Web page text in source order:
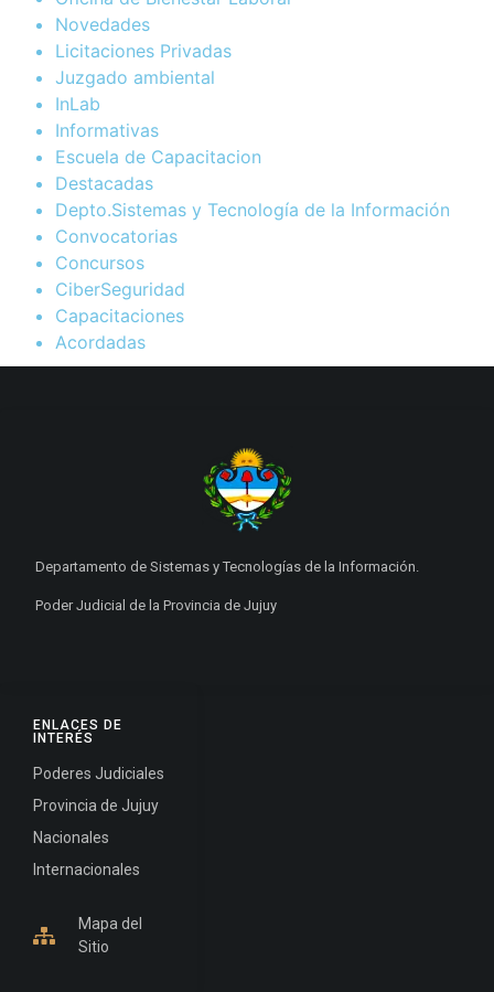
Novedades
Licitaciones Privadas
Juzgado ambiental
InLab
Informativas
Escuela de Capacitacion
Destacadas
Depto.Sistemas y Tecnología de la Información
Convocatorias
Concursos
CiberSeguridad
Capacitaciones
Acordadas
ENLACES DE
INTERÉS
Poderes Judiciales
Provincia de Jujuy
Nacionales
Internacionales
Mapa del
Sitio
Departamento de Sistemas y Tecnologías de la Información.
Poder Judicial de la Provincia de Jujuy